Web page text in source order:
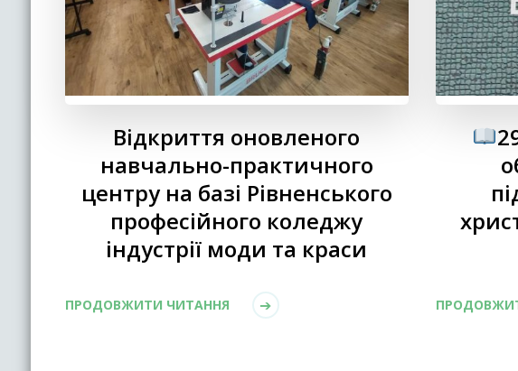
Відкриття оновленого
навчально-практичного
центру на базі Рівненського
професійного коледжу
індустрії моди та краси
ПРОДОВЖИТИ ЧИТАННЯ